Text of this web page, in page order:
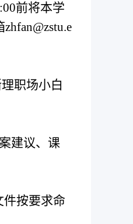
前将本学
zhfan@zstu.e
职场小白
建议、课
件按要求命